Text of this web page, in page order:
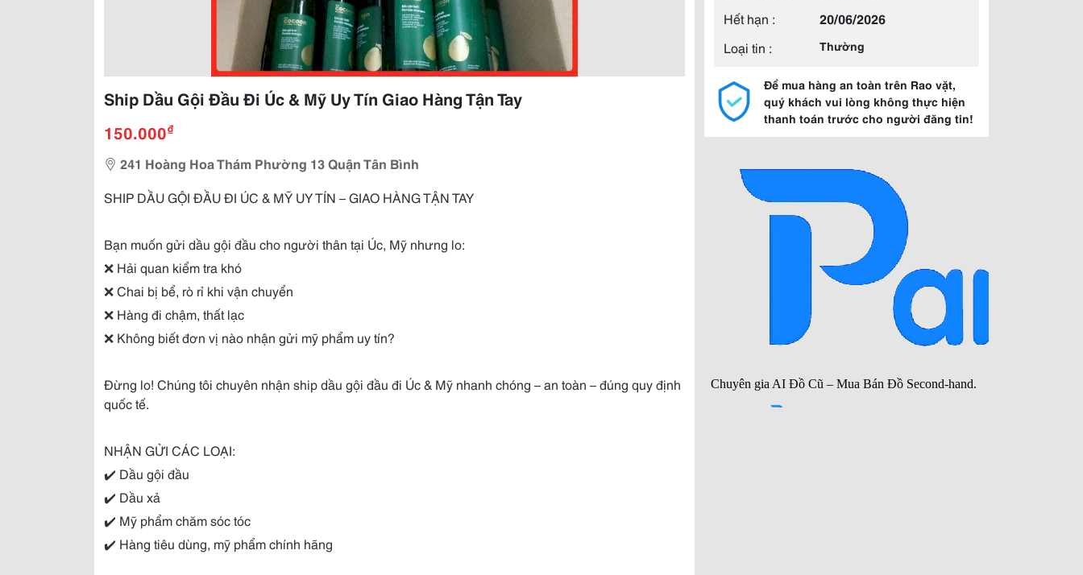
Ship Dầu Gội Đầu Đi Úc & Mỹ Uy Tín Giao Hàng Tận Tay
150.000₫
241 Hoàng Hoa Thám Phường 13 Quận Tân Bình
SHIP DẦU GỘI ĐẦU ĐI ÚC & MỸ UY TÍN – GIAO HÀNG TẬN TAY
Bạn muốn gửi dầu gội đầu cho người thân tại Úc, Mỹ nhưng lo:
❌ Hải quan kiểm tra khó
❌ Chai bị bể, rò rỉ khi vận chuyển
❌ Hàng đi chậm, thất lạc
❌ Không biết đơn vị nào nhận gửi mỹ phẩm uy tín?
Đừng lo! Chúng tôi chuyên nhận ship dầu gội đầu đi Úc & Mỹ nhanh chóng – an toàn – đúng quy định
quốc tế.
NHẬN GỬI CÁC LOẠI:
✔️ Dầu gội đầu
✔️ Dầu xả
✔️ Mỹ phẩm chăm sóc tóc
✔️ Hàng tiêu dùng, mỹ phẩm chính hãng
Hết hạn :
20/06/2026
Loại tin :
Thường
Để mua hàng an toàn trên Rao vặt,
quý khách vui lòng không thực hiện
thanh toán trước cho người đăng tin!